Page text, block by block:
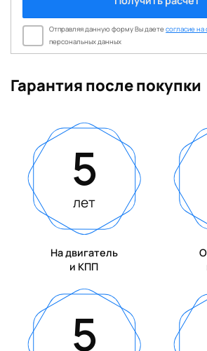
Отправляя данную форму Вы даетесогласие
персональных данных
Гарантия после покупки
5
лет
На двигатель
и КПП
5